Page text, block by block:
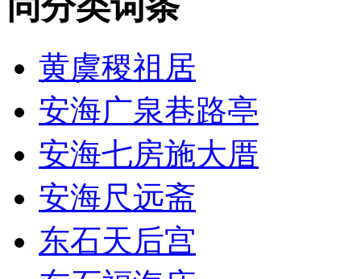
黄虞稷祖居
安海广泉巷路亭
安海七房施大厝
安海尺远斋
东石天后宫